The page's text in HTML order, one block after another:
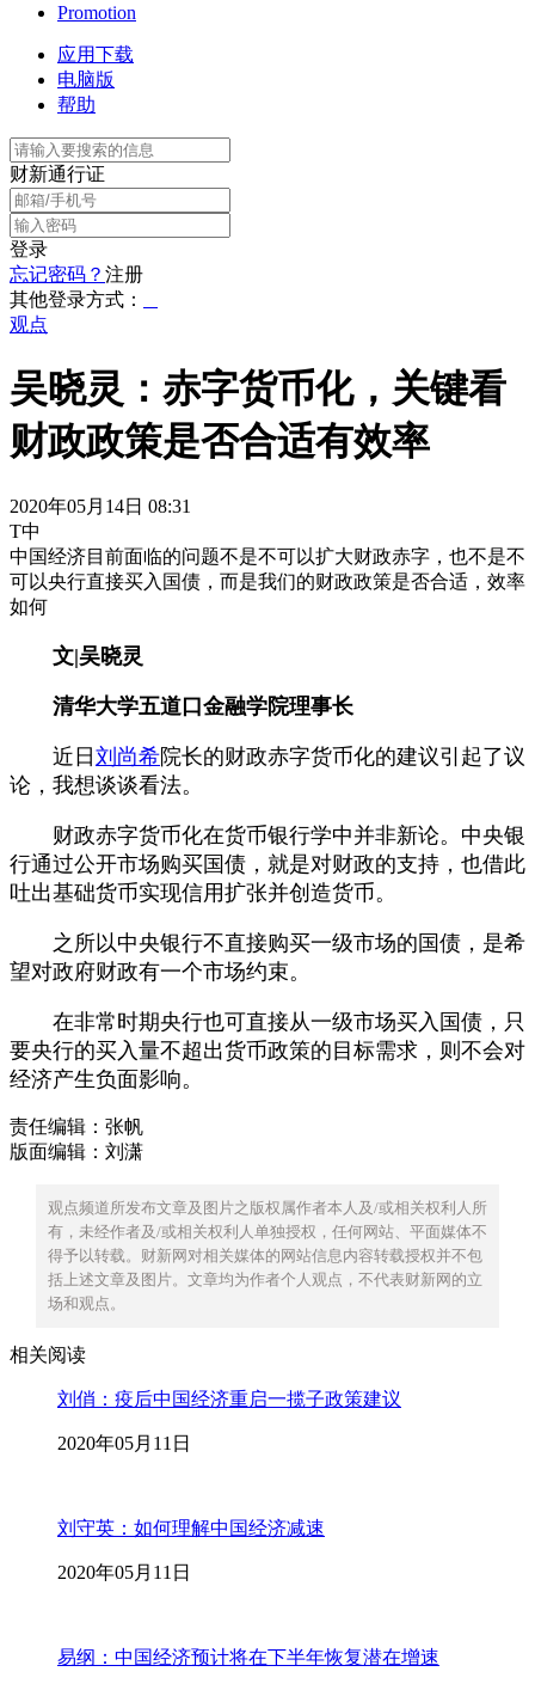
Promotion
应用下载
电脑版
帮助
财新通行证
登录
忘记密码？ 注册
其他登录方式：
观点
吴晓灵：赤字货币化，关键看
财政政策是否合适有效率
2020年05月14日 08:31
T中
中国经济目前面临的问题不是不可以扩大财政赤字，也不是不
可以央行直接买入国债，而是我们的财政政策是否合适，效率
如何
文|吴晓灵
清华大学五道口金融学院理事长
近日刘尚希院长的财政赤字货币化的建议引起了议
论，我想谈谈看法。
财政赤字货币化在货币银行学中并非新论。中央银
行通过公开市场购买国债，就是对财政的支持，也借此
吐出基础货币实现信用扩张并创造货币。
之所以中央银行不直接购买一级市场的国债，是希
望对政府财政有一个市场约束。
在非常时期央行也可直接从一级市场买入国债，只
要央行的买入量不超出货币政策的目标需求，则不会对
经济产生负面影响。
责任编辑：张帆
版面编辑：刘潇
观点频道所发布文章及图片之版权属作者本人及/或相关权利人所
有，未经作者及/或相关权利人单独授权，任何网站、平面媒体不
得予以转载。财新网对相关媒体的网站信息内容转载授权并不包
括上述文章及图片。文章均为作者个人观点，不代表财新网的立
场和观点。
相关阅读
刘俏：疫后中国经济重启一揽子政策建议
2020年05月11日
刘守英：如何理解中国经济减速
2020年05月11日
易纲：中国经济预计将在下半年恢复潜在增速